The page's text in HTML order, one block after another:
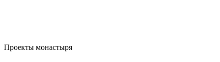
Проекты монастыря